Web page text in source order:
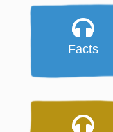
Facts